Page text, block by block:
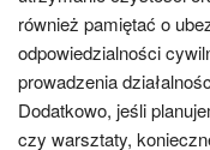
również pamiętać o
odpowiedzialności
prowadzenia
Dodatkowo, jeśli
czy warsztaty,